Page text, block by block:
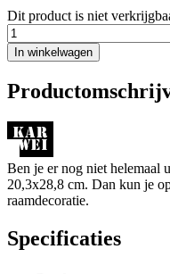
Dit product is niet
In winkelwagen
Ben je er nog niet helemaal
20,3x28,8 cm. Dan kun je
raamdecoratie.
Specificaties